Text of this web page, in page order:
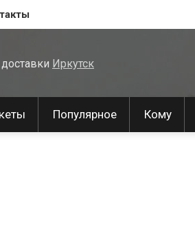
Иркутск
Популярное Кому